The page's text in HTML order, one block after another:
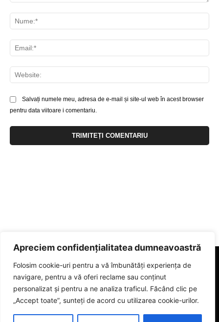
Apreciem confidențialitatea dumneavoastră
Folosim cookie-uri pentru a vă îmbunătăți experiența de
navigare, pentru a vă oferi reclame sau conținut
personalizat și pentru a ne analiza traficul. Făcând clic pe
„Accept toate”, sunteți de acord cu utilizarea cookie-urilor.
Salvați numele meu, adresa de e-mail și site-ul web în acest browser
pentru data viitoare i comentariu.